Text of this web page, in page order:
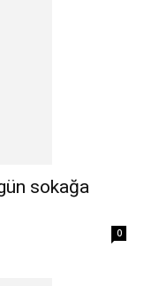
sokağa
0